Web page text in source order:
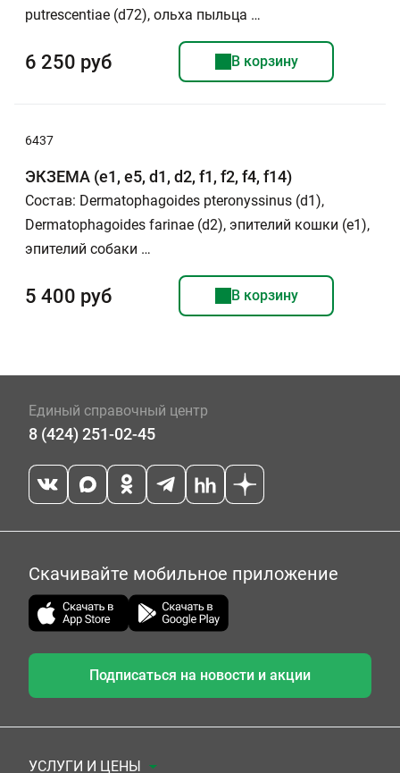
putrescentiae (d72), ольха пыльца …
6 250 руб В корзину
6437
ЭКЗЕМА (e1, e5, d1, d2, f1, f2, f4, f14)
Состав: Dermatophagoides pteronyssinus (d1),
Dermatophagoides farinae (d2), эпителий кошки (e1),
эпителий собаки …
5 400 руб В корзину
Единый справочный центр
8 (424) 251-02-45
Скачивайте мобильное приложение
Подписаться на новости и акции
УСЛУГИ И ЦЕНЫ